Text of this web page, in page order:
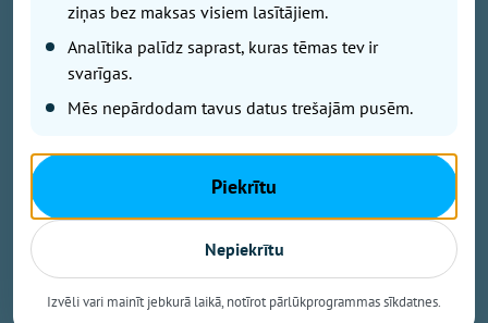
Foto: OVV
-Krīze koksnes granulu tirgū. Ražotāji nespēj
apmierināt pieprasījumu
-Jumpravietis Aivars Panovs rosina granulas ražot
pašiem
-Upenieka pārdomas par par nosisto skolotāju un
ziņas bez maksas visiem lasītājiem.
Analītika palīdz saprast, kuras tēmas tev ir
svarīgas.
Mēs nepārdodam tavus datus trešajām pusēm.
Piekrītu
Nepiekrītu
Izvēli vari mainīt jebkurā laikā, notīrot pārlūkprogrammas sīkdatnes.